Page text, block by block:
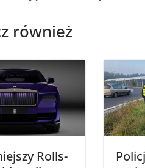
również
Rolls-